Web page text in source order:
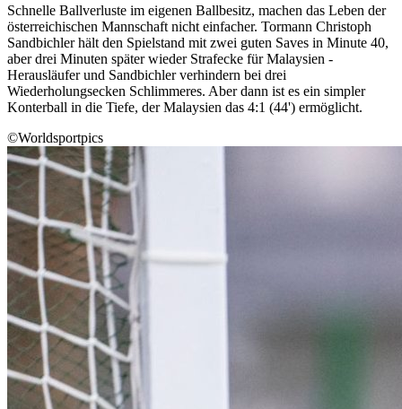
Schnelle Ballverluste im eigenen Ballbesitz, machen das Leben der
österreichischen Mannschaft nicht einfacher. Tormann Christoph
Sandbichler hält den Spielstand mit zwei guten Saves in Minute 40,
aber drei Minuten später wieder Strafecke für Malaysien -
Herausläufer und Sandbichler verhindern bei drei
Wiederholungsecken Schlimmeres. Aber dann ist es ein simpler
Konterball in die Tiefe, der Malaysien das 4:1 (44') ermöglicht.
©Worldsportpics